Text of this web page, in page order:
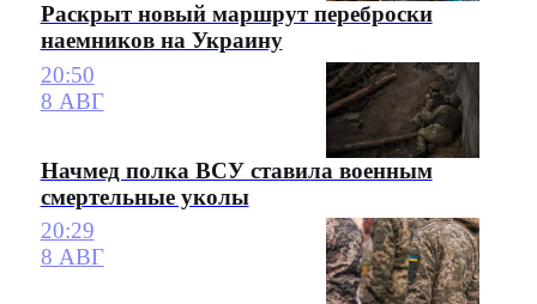
Раскрыт новый маршрут переброски
наемников на Украину
20:50
8 АВГ
Начмед полка ВСУ ставила военным
смертельные уколы
20:29
8 АВГ